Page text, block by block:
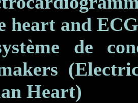
heart and
de
Heart)